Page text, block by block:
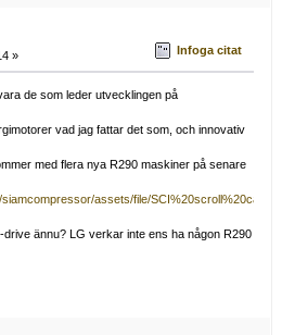
» Infoga citat
de som leder utvecklingen på
vad jag fattar det som, och innovativ
med flera nya R290 maskiner på senare
assets/file/
drive ännu? LG verkar inte ens ha någon R290